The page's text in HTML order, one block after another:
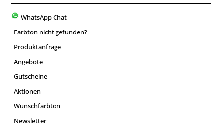
WhatsApp Chat
Farbton nicht gefunden?
Produktanfrage
Angebote
Gutscheine
Aktionen
Wunschfarbton
Newsletter